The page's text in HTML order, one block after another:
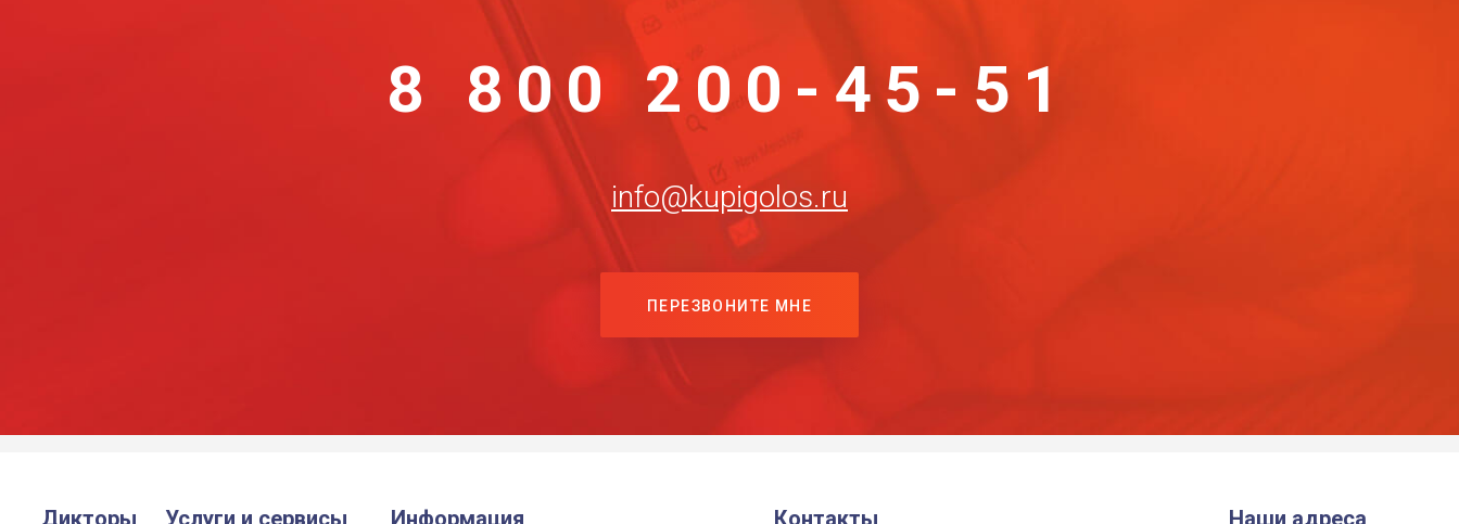
8 800 200-45-51
info@kupigolos.ru
ПЕРЕЗВОНИТЕ МНЕ
Дикторы Услуги и сервисы Информация Контакты Наши адреса